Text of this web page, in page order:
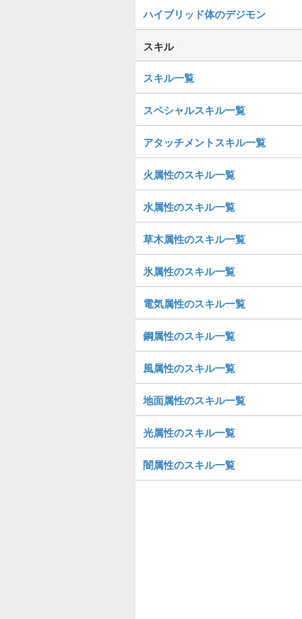
ハイブリッド体のデジモン
スキル
スキル一覧
スペシャルスキル一覧
アタッチメントスキル一覧
火属性のスキル一覧
水属性のスキル一覧
草木属性のスキル一覧
氷属性のスキル一覧
電気属性のスキル一覧
鋼属性のスキル一覧
風属性のスキル一覧
地面属性のスキル一覧
光属性のスキル一覧
闇属性のスキル一覧